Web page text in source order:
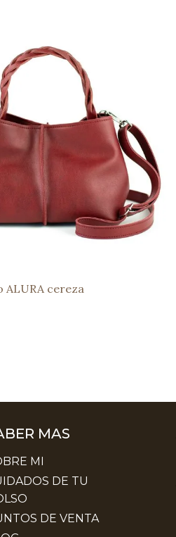
ALURA cereza
MAS
MI
DE TU
DE VENTA